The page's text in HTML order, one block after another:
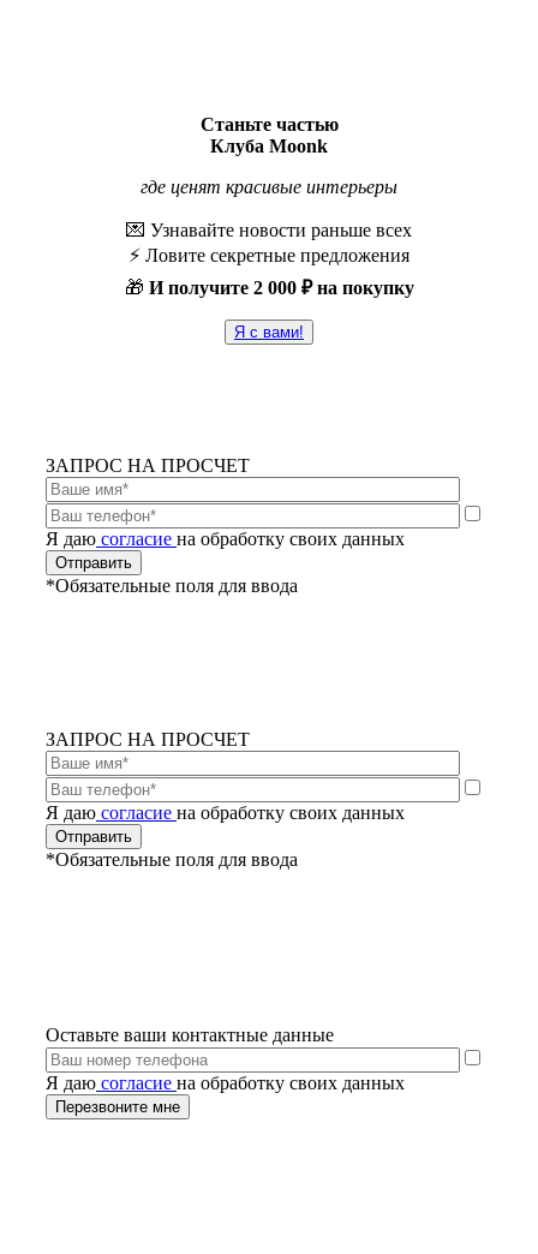
Станьте частью
Клуба Moonk
где ценят красивые интерьеры
💌 Узнавайте новости раньше всех
⚡️ Ловите секретные предложения
🎁 И получите 2 000 ₽ на покупку
Я с вами!
ЗАПРОС НА ПРОСЧЕТ
Я даю согласие на обработку своих данных
*Обязательные поля для ввода
ЗАПРОС НА ПРОСЧЕТ
Я даю согласие на обработку своих данных
*Обязательные поля для ввода
Оставьте ваши контактные данные
Я даю согласие на обработку своих данных